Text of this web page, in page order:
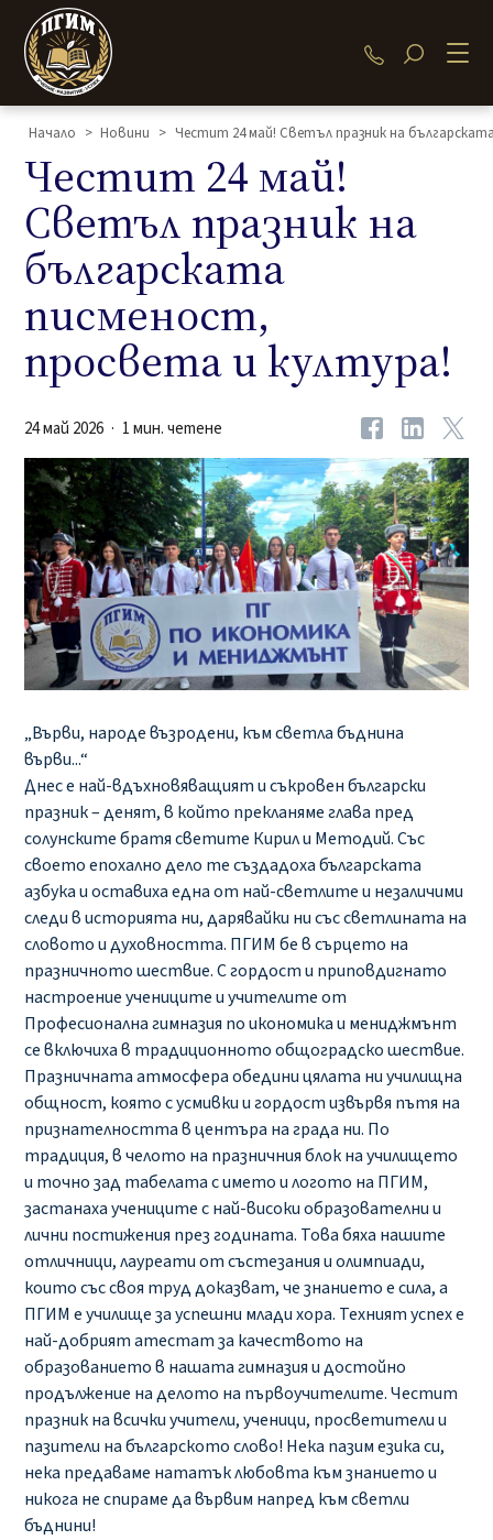
034 480 286
Начало > Новини > Честит 24 май! Светъл празник на
Честит 24 май!
Светъл празник на
българската
писменост,
просвета и култура!
24 май 2026 1 мин. четене
„Върви, народе възродени, към светла бъднина
върви...“
Днес е най-вдъхновяващият и съкровен български
празник – денят, в който прекланяме глава пред
солунските братя светите Кирил и Методий. Със
своето епохално дело те създадоха българската
азбука и оставиха една от най-светлите и незаличими
следи в историята ни, дарявайки ни със светлината на
словото и духовността. ПГИМ бе в сърцето на
празничното шествие. С гордост и приповдигнато
настроение учениците и учителите от
Професионална гимназия по икономика и мениджмънт
се включиха в традиционното общоградско шествие.
Празничната атмосфера обедини цялата ни училищна
общност, която с усмивки и гордост извървя пътя на
признателността в центъра на града ни. По
традиция, в челото на празничния блок на училището
и точно зад табелата с името и логото на ПГИМ,
застанаха учениците с най-високи образователни и
лични постижения през годината. Това бяха нашите
отличници, лауреати от състезания и олимпиади,
които със своя труд доказват, че знанието е сила, а
ПГИМ е училище за успешни млади хора. Техният успех е
най-добрият атестат за качеството на
образованието в нашата гимназия и достойно
продължение на делото на първоучителите. Честит
празник на всички учители, ученици, просветители и
пазители на българското слово! Нека пазим езика си,
нека предаваме нататък любовта към знанието и
никога не спираме да вървим напред към светли
бъднини!